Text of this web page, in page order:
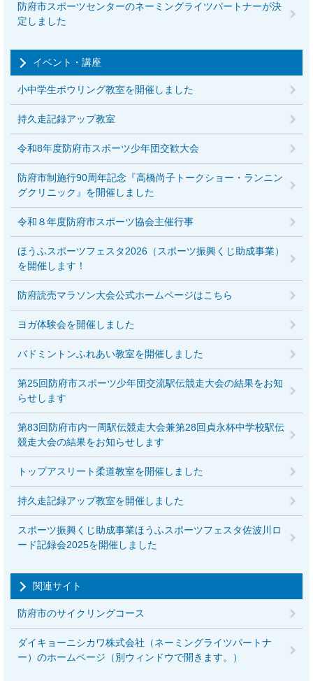
防府市スポーツセンターのネーミングライツパートナーが決
定しました
イベント・講座
小中学生ボウリング教室を開催しました
持久走記録アップ教室
令和8年度防府市スポーツ少年団交歓大会
防府市制施行90周年記念『高橋尚子トークショー・ランニン
グクリニック』を開催しました
令和８年度防府市スポーツ協会主催行事
ほうふスポーツフェスタ2026（スポーツ振興くじ助成事業）
を開催します！
防府読売マラソン大会公式ホームページはこちら
ヨガ体験会を開催しました
バドミントンふれあい教室を開催しました
第25回防府市スポーツ少年団交流駅伝競走大会の結果をお知
らせします
第83回防府市内一周駅伝競走大会兼第28回貞永杯中学校駅伝
競走大会の結果をお知らせします
トップアスリート柔道教室を開催しました
持久走記録アップ教室を開催しました
スポーツ振興くじ助成事業ほうふスポーツフェスタ佐波川ロ
ード記録会2025を開催しました
関連サイト
防府市のサイクリングコース
ダイキョーニシカワ株式会社（ネーミングライツパートナ
ー）のホームページ（別ウィンドウで開きます。）